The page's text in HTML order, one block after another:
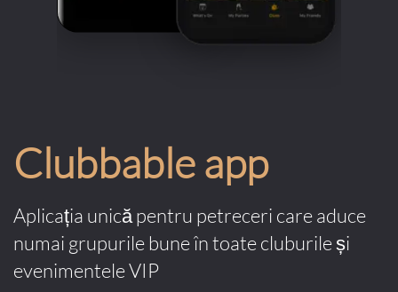
Clubbable app
Aplicația unică pentru petreceri care aduce
numai grupurile bune în toate cluburile și
evenimentele VIP